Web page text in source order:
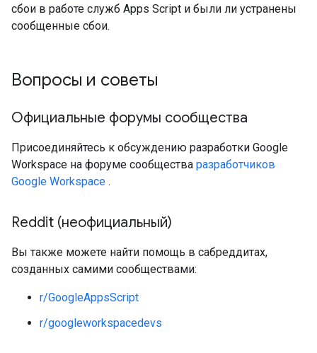
сбои в работе служб Apps Script и были ли устранены
сообщенные сбои.
Вопросы и советы
Официальные форумы сообщества
Присоединяйтесь к обсуждению разработки Google
Workspace на форуме сообщества разработчиков
Google Workspace .
Reddit (неофициальный)
Вы также можете найти помощь в сабреддитах,
созданных самими сообществами:
r/GoogleAppsScript
r/googleworkspacedevs